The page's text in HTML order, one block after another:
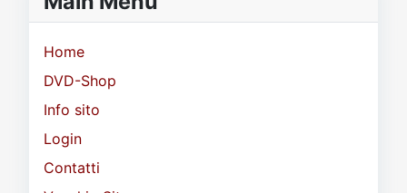
Home
DVD-Shop
Info sito
Login
Contatti